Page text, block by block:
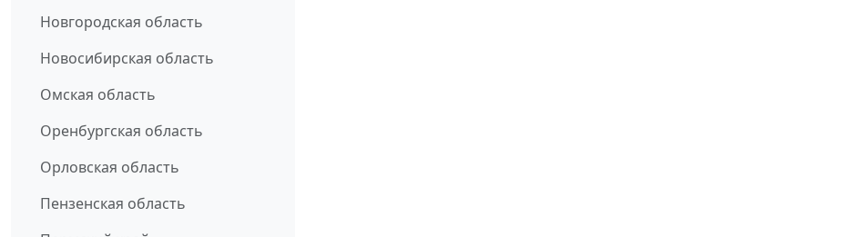
Новгородская область
Новосибирская область
Омская область
Оренбургская область
Орловская область
Пензенская область